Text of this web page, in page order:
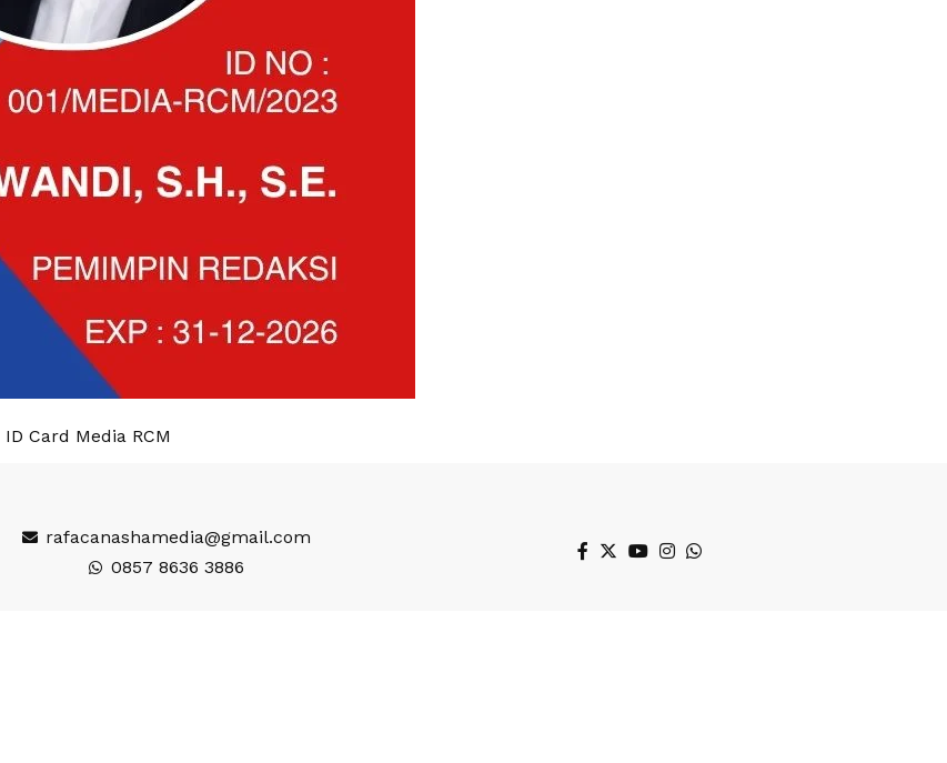
ID Card Media RCM
rafacanashamedia@gmail.com
0857 8636 3886